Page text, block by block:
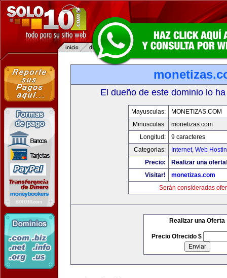
El dueño de este dominio lo
Mayusculas:
MONETIZAS.COM
Minusculas:
monetizas.com
Longitud:
9 caracteres
Categorias:
Internet, Web
Precio:
Realizar una
Visitar!
monetizas.com
Serán consideradas
Realizar una Oferta
Precio Ofrecido $